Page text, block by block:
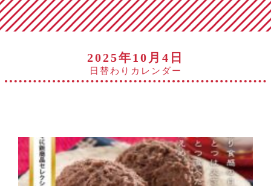
2025年10月4日
日替わりカレンダー